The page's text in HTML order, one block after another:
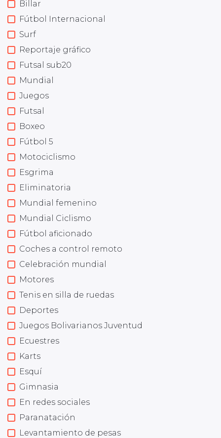
Billar
Fútbol Internacional
Surf
Reportaje gráfico
Futsal sub20
Mundial
Juegos
Futsal
Boxeo
Fútbol 5
Motociclismo
Esgrima
Eliminatoria
Mundial femenino
Mundial Ciclismo
Fútbol aficionado
Coches a control remoto
Celebración mundial
Motores
Tenis en silla de ruedas
Deportes
Juegos Bolivarianos Juventud
Ecuestres
Karts
Esquí
Gimnasia
En redes sociales
Paranatación
Levantamiento de pesas